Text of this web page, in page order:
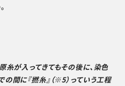
糸が入ってきてもその後に、染色
の間に『撚糸』（※5）っていう工程